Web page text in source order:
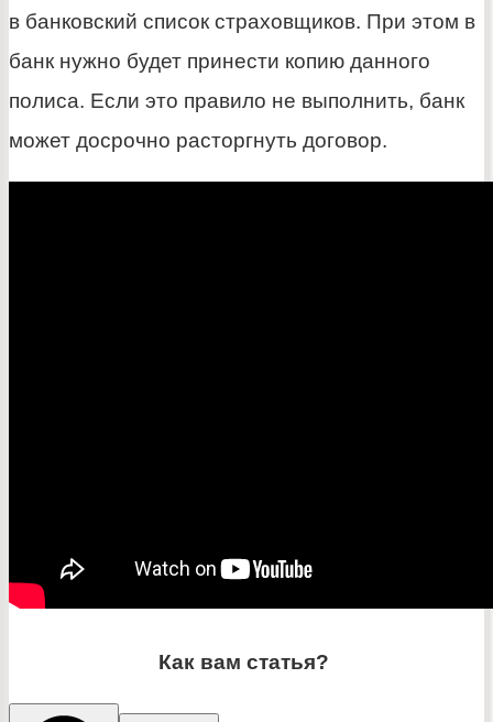
в банковский список страховщиков. При этом в
банк нужно будет принести копию данного
полиса. Если это правило не выполнить, банк
может досрочно расторгнуть договор.
Как вам статья?